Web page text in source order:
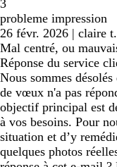
3
probleme impression
26 févr. 2026 | claire t.
Mal centré, ou
Réponse du service
Nous sommes
de vœux n'a pas
objectif principal est
à vos besoins. Pour
situation et d’y
quelques photos